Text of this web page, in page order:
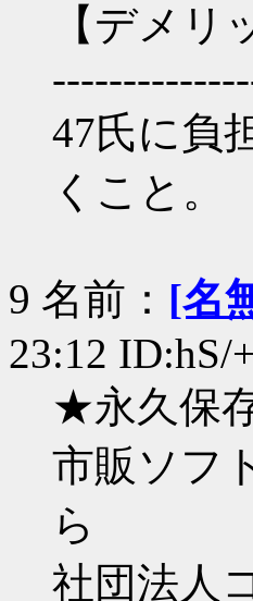
【デメリ
47氏に負
くこと。
9 名前： [名
23:12 ID:hS/
★永久保
市販ソフ
ら
社団法人